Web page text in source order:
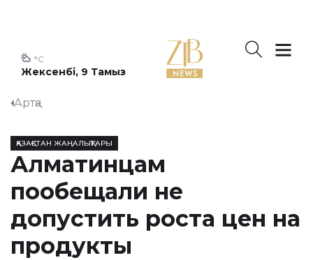
Жексенбі, 9 Тамыз
°C
Артқа
ҚАЗАҚСТАН ЖАҢАЛЫҚТАРЫ
Алматинцам
пообещали не
допустить роста цен на
продукты